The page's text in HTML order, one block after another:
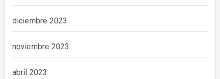
diciembre 2023
noviembre 2023
abril 2023